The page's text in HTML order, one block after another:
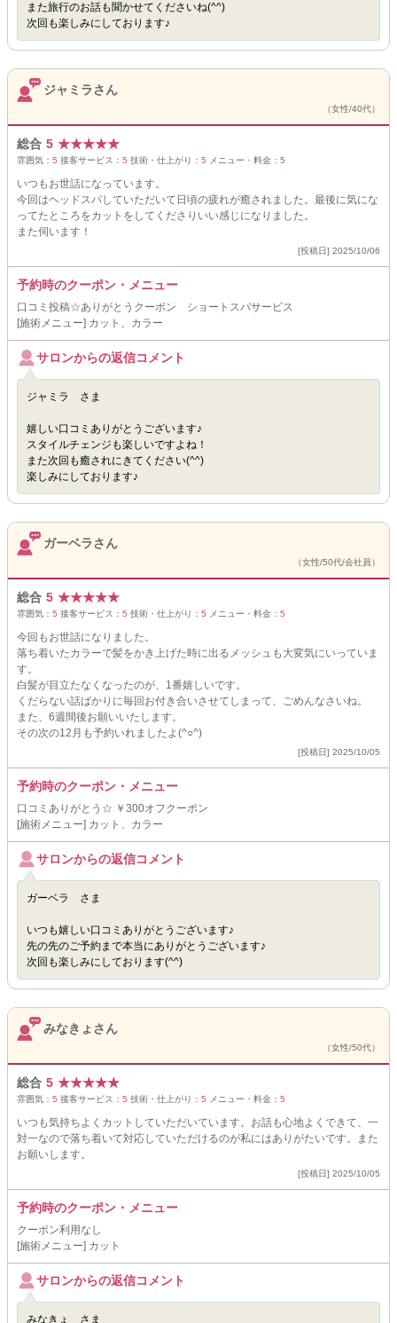
また旅行のお話も聞かせてくださいね(^^)
次回も楽しみにしております♪
ジャミラさん
（女性/40代）
総合 5 ★★★★★
雰囲気： 5 接客サービス： 5 技術・仕上がり： 5 メニュー・料金： 5
いつもお世話になっています。
今回はヘッドスパしていただいて日頃の疲れが癒されました。最後に気にな
ってたところをカットをしてくださりいい感じになりました。
また伺います！
[投稿日] 2025/10/06
予約時のクーポン・メニュー
口コミ投稿☆ありがとうクーポン ショートスパサービス
[施術メニュー] カット、カラー
サロンからの返信コメント
ジャミラ さま
嬉しい口コミありがとうございます♪
スタイルチェンジも楽しいですよね！
また次回も癒されにきてください(^^)
楽しみにしております♪
ガーベラさん
（女性/50代/会社員）
総合 5 ★★★★★
雰囲気： 5 接客サービス： 5 技術・仕上がり： 5 メニュー・料金： 5
今回もお世話になりました。
落ち着いたカラーで髪をかき上げた時に出るメッシュも大変気にいっていま
す。
白髪が目立たなくなったのが、1番嬉しいです。
くだらない話ばかりに毎回お付き合いさせてしまって、ごめんなさいね。
また、6週間後お願いいたします。
その次の12月も予約いれましたよ(^○^)
[投稿日] 2025/10/05
予約時のクーポン・メニュー
口コミありがとう☆ ￥300オフクーポン
[施術メニュー] カット、カラー
サロンからの返信コメント
ガーベラ さま
いつも嬉しい口コミありがとうございます♪
先の先のご予約まで本当にありがとうございます♪
次回も楽しみにしております(^^)
みなきょさん
（女性/50代）
総合 5 ★★★★★
雰囲気： 5 接客サービス： 5 技術・仕上がり： 5 メニュー・料金： 5
いつも気持ちよくカットしていただいています。お話も心地よくできて、一
対一なので落ち着いて対応していただけるのが私にはありがたいです。また
お願いします。
[投稿日] 2025/10/05
予約時のクーポン・メニュー
クーポン利用なし
[施術メニュー] カット
サロンからの返信コメント
みなきょ さま